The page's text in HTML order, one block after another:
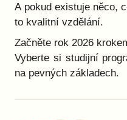
A pokud existuje něco,
to kvalitní vzdělání.
Začněte rok 2026
Vyberte si studijní
na pevných základech.